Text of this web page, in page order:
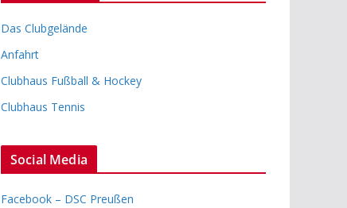
Das Clubgelände
Anfahrt
Clubhaus Fußball & Hockey
Clubhaus Tennis
Social Media
Facebook – DSC Preußen